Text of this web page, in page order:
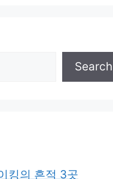
Search
킹의 흔적 3곳